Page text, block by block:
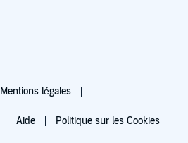
Mentions légales
Aide Politique sur les Cookies